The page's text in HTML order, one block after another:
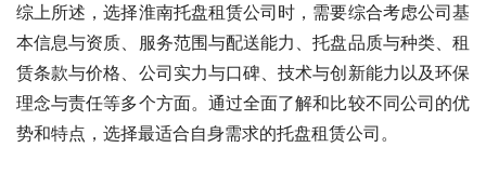
综上所述，选择淮南托盘租赁公司时，需要综合考虑公司基
本信息与资质、服务范围与配送能力、托盘品质与种类、租
赁条款与价格、公司实力与口碑、技术与创新能力以及环保
理念与责任等多个方面。通过全面了解和比较不同公司的优
势和特点，选择最适合自身需求的托盘租赁公司。